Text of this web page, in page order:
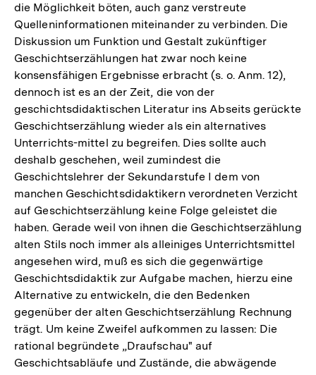
die Möglichkeit böten, auch ganz verstreute
Quelleninformationen miteinander zu verbinden. Die
Diskussion um Funktion und Gestalt zukünftiger
Geschichtserzählungen hat zwar noch keine
konsensfähigen Ergebnisse erbracht (s. o. Anm. 12),
dennoch ist es an der Zeit, die von der
geschichtsdidaktischen Literatur ins Abseits gerückte
Geschichtserzählung wieder als ein alternatives
Unterrichts-mittel zu begreifen. Dies sollte auch
deshalb geschehen, weil zumindest die
Geschichtslehrer der Sekundarstufe I dem von
manchen Geschichtsdidaktikern verordneten Verzicht
auf Geschichtserzählung keine Folge geleistet die
haben. Gerade weil von ihnen die Geschichtserzählung
alten Stils noch immer als alleiniges Unterrichtsmittel
angesehen wird, muß es sich die gegenwärtige
Geschichtsdidaktik zur Aufgabe machen, hierzu eine
Alternative zu entwickeln, die den Bedenken
gegenüber der alten Geschichtserzählung Rechnung
trägt. Um keine Zweifel aufkommen zu lassen: Die
rational begründete „Draufschau" auf
Geschichtsabläufe und Zustände, die abwägende